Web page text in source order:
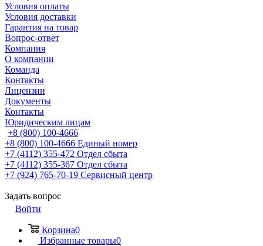
Условия оплаты
Условия доставки
Гарантия на товар
Вопрос-ответ
Компания
О компании
Команда
Контакты
Лицензии
Документы
Контакты
Юридическим лицам
+8 (800) 100-4666
+8 (800) 100-4666 Единый номер
+7 (4112) 355-472 Отдел сбыта
+7 (4112) 355-367 Отдел сбыта
+7 (924) 765-70-19 Сервисный центр
Задать вопрос
Войти
Корзина0
Избранные товары0